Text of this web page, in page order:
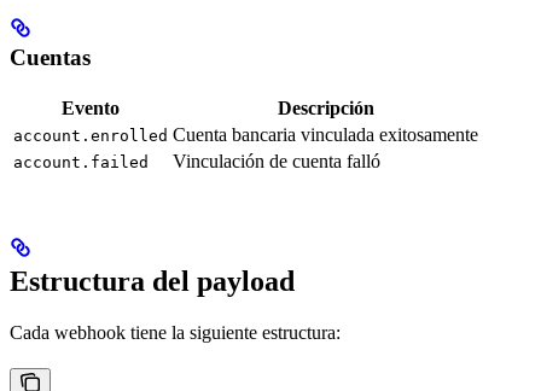
Cuentas
Evento Descripción
account.enrolled Cuenta bancaria vinculada exitosamente
account.failed Vinculación de cuenta falló
Estructura del payload
Cada webhook tiene la siguiente estructura: